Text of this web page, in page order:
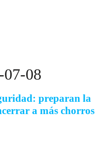
07-08
preparan la
a más chorros